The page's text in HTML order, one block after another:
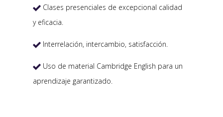
 Clases presenciales de excepcional calidad
y eficacia.
 Interrelación, intercambio, satisfacción.
 Uso de material Cambridge English para un
aprendizaje garantizado.